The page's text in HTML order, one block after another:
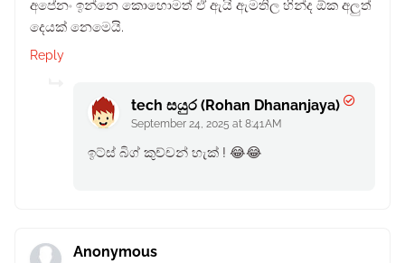
අපේනං ඉන්නෙ කොහොමත් ඒ ඇයි ඇමතිල හින්ද ඕක අලුත්
දෙයක් නෙමෙයි.
Reply
tech සයුර (Rohan Dhananjaya)
September 24, 2025 at 8:41 AM
ඉට්ස් බිග් කුච්චන් හැක් ! 😂😂
Anonymous